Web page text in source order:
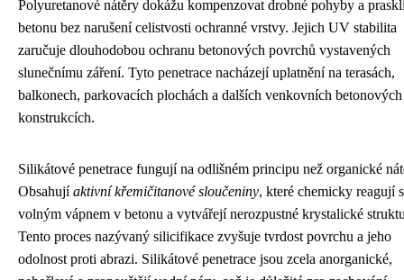
Polyuretanové nátěry dokážu kompenzovat drobné pohyby a
betonu bez narušení celistvosti ochranné vrstvy. Jejich UV stabilita
zaručuje dlouhodobou ochranu betonových povrchů vystavených
slunečnímu záření. Tyto penetrace nacházejí uplatnění na terasách,
balkonech, parkovacích plochách a dalších venkovních betonových
konstrukcích.
Silikátové penetrace fungují na odlišném principu než organické
Obsahujíaktivní křemičitanové sloučeniny, které chemicky reagují s
volným vápnem v betonu a vytvářejí nerozpustné krystalické
Tento proces nazývaný silicifikace zvyšuje tvrdost povrchu a jeho
odolnost proti abrazi. Silikátové penetrace jsou zcela anorganické,